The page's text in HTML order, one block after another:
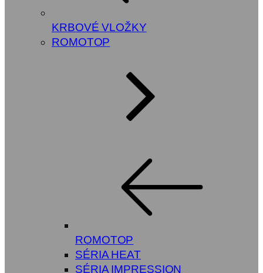
KRBOVÉ VLOŽKY
ROMOTOP
ROMOTOP
SÉRIA HEAT
SÉRIA IMPRESSION